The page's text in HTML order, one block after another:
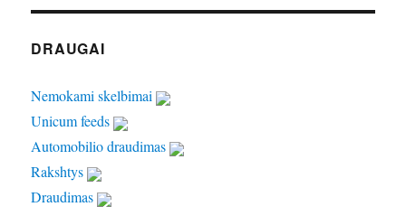
DRAUGAI
Nemokami skelbimai
Unicum feeds
Automobilio draudimas
Rakshtys
Draudimas